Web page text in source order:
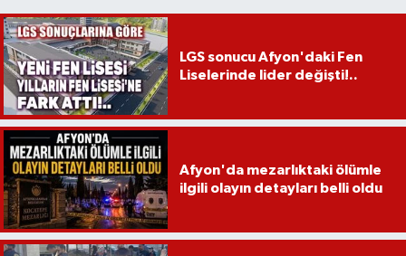
LGS sonucu Afyon'daki Fen
Liselerinde lider değişti!..
Afyon'da mezarlıktaki ölümle
ilgili olayın detayları belli oldu